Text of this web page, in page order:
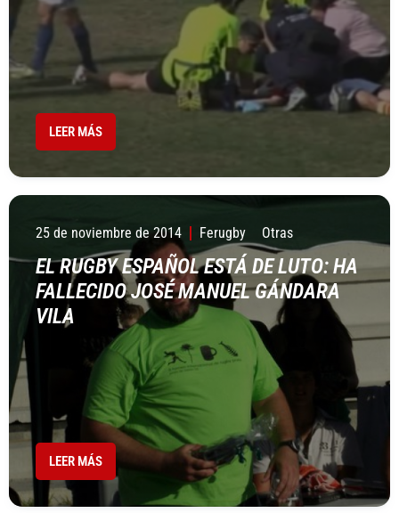
LEER MÁS
25 de noviembre de 2014 Ferugby Otras
EL RUGBY ESPAÑOL ESTÁ DE LUTO: HA
FALLECIDO JOSÉ MANUEL GÁNDARA
VILA
LEER MÁS